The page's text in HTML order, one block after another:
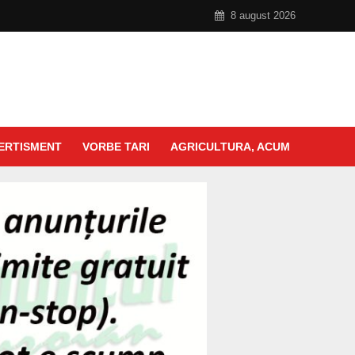
8 august 2026
VORBE TARI AGRICULTURA, ACUM